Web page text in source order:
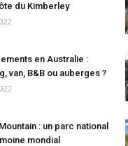
du Kimberley
en Australie :
van, B&B ou auberges ?
: un parc national
mondial